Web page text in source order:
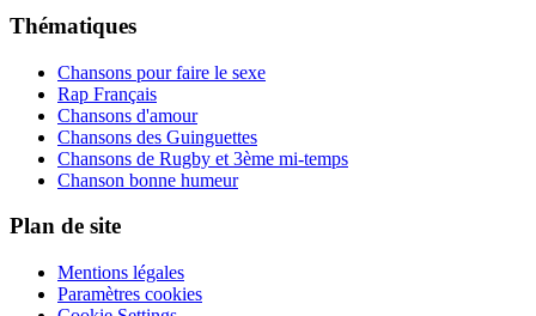
Thématiques
Chansons pour faire le sexe
Rap Français
Chansons d'amour
Chansons des Guinguettes
Chansons de Rugby et 3ème mi-temps
Chanson bonne humeur
Plan de site
Mentions légales
Paramètres cookies